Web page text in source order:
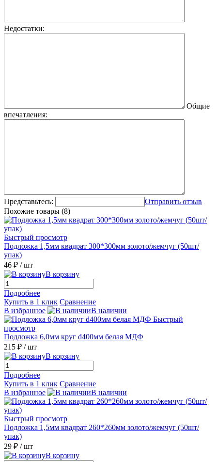
Недостатки:
Общие
впечатления:
Представьтесь:
Отправить отзыв
Похожие товары (8)
Быстрый просмотр
Подложка 1,5мм квадрат 300*300мм золото/жемчуг (50шт/
упак)
46 ₽ / шт
В корзину
Подробнее
Купить в 1 клик Сравнение
В избранное
В наличии
Быстрый
просмотр
Подложка 6,0мм круг d400мм белая МДФ
215 ₽ / шт
В корзину
Подробнее
Купить в 1 клик Сравнение
В избранное
В наличии
Быстрый просмотр
Подложка 1,5мм квадрат 260*260мм золото/жемчуг (50шт/
упак)
29 ₽ / шт
В корзину